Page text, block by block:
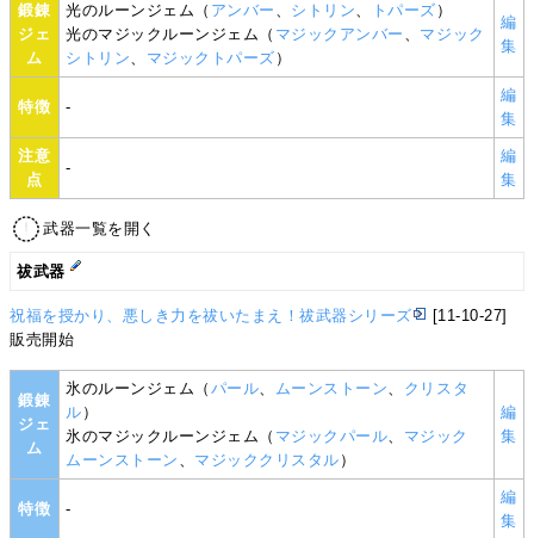
鍛錬
ジェ
ム
光のルーンジェム（ アンバー 、 シトリン、 トパーズ ）
光のマジックルーンジェム（ マジックアンバー 、 マジック
シトリン、 マジックトパーズ ）
編
集
特徴 -
編
集
注意
点
-
編
集
武器一覧を開く
祓武器
祝福を授かり、悪しき力を祓いたまえ！祓武器シリーズ
[11-10-27]
販売開始
鍛錬
ジェ
ム
氷のルーンジェム（ パール、 ムーンストーン、 クリスタ
ル ）
氷のマジックルーンジェム（ マジックパール、 マジック
ムーンストーン 、 マジッククリスタル ）
編
集
特徴 -
編
集